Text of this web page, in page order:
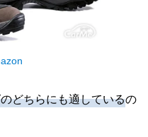
どちらにも適しているの